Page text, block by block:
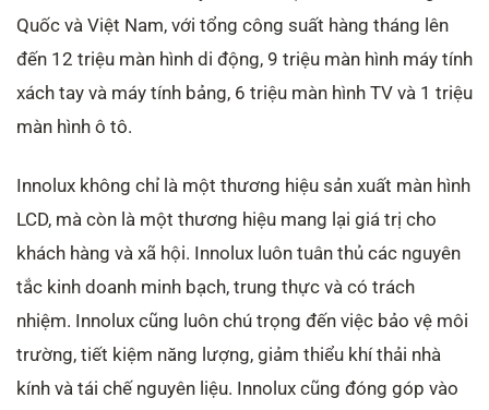
Quốc và Việt Nam, với tổng công suất hàng tháng lên
đến 12 triệu màn hình di động, 9 triệu màn hình máy tính
xách tay và máy tính bảng, 6 triệu màn hình TV và 1 triệu
màn hình ô tô.
Innolux không chỉ là một thương hiệu sản xuất màn hình
LCD, mà còn là một thương hiệu mang lại giá trị cho
khách hàng và xã hội. Innolux luôn tuân thủ các nguyên
tắc kinh doanh minh bạch, trung thực và có trách
nhiệm. Innolux cũng luôn chú trọng đến việc bảo vệ môi
trường, tiết kiệm năng lượng, giảm thiểu khí thải nhà
kính và tái chế nguyên liệu. Innolux cũng đóng góp vào